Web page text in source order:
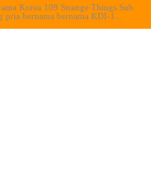
Korea 109 Strange Things Sub
pria bernama bernama KDI-1...